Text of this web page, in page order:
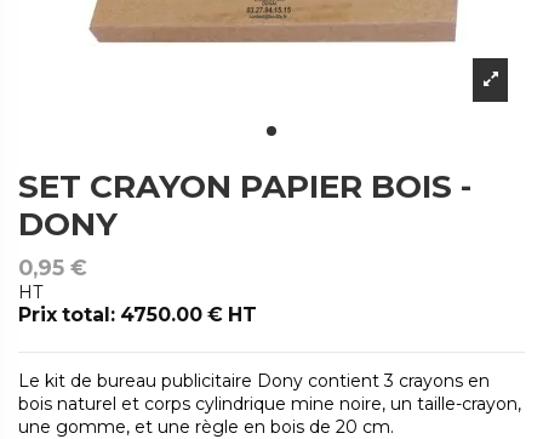
SET CRAYON PAPIER BOIS -
DONY
0,95 €
HT
Prix total: 4750.00 € HT
Le kit de bureau publicitaire Dony contient 3 crayons en
bois naturel et corps cylindrique mine noire, un taille-crayon,
une gomme, et une règle en bois de 20 cm.